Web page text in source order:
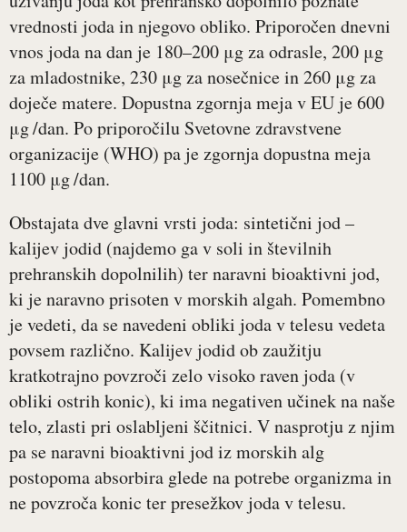
vrednosti joda in njegovo obliko. Priporočen dnevni
vnos joda na dan je 180–200 μg za odrasle, 200 μg
za mladostnike, 230 μg za nosečnice in 260 μg za
doječe matere. Dopustna zgornja meja v EU je 600
μg /dan. Po priporočilu Svetovne zdravstvene
organizacije (WHO) pa je zgornja dopustna meja
1100 μg /dan.
Obstajata dve glavni vrsti joda: sintetični jod –
kalijev jodid (najdemo ga v soli in številnih
prehranskih dopolnilih) ter naravni bioaktivni jod,
ki je naravno prisoten v morskih algah. Pomembno
je vedeti, da se navedeni obliki joda v telesu vedeta
povsem različno. Kalijev jodid ob zaužitju
kratkotrajno povzroči zelo visoko raven joda (v
obliki ostrih konic), ki ima negativen učinek na naše
telo, zlasti pri oslabljeni ščitnici. V nasprotju z njim
pa se naravni bioaktivni jod iz morskih alg
postopoma absorbira glede na potrebe organizma in
ne povzroča konic ter presežkov joda v telesu.